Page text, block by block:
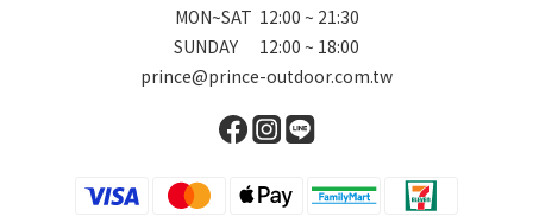
MON~SAT 12:00 ~ 21:30
SUNDAY 12:00 ~ 18:00
prince@prince-outdoor.com.tw